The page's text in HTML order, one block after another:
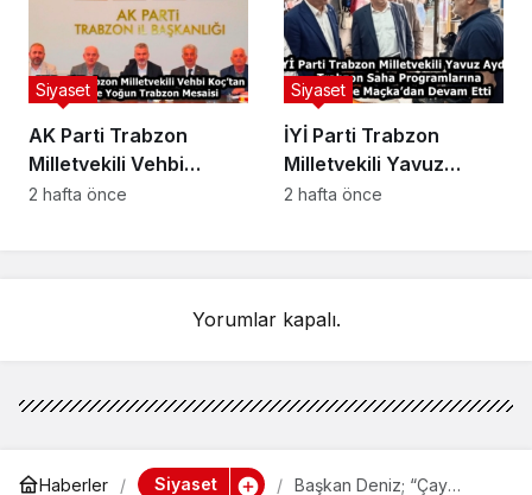
Ortahisar’da Devam
Etti
AK Parti Trabzon
Milletvekili Vehbi
Koç’tan 3 Günde Yoğun
Siyaset
2 hafta önce
İYİ Parti Trabzon
Milletvekili Yavuz
Aydın, Trabzon Saha
Siyaset
2 hafta önce
Yorumlar kapalı.
Haberler Siyaset
Başkan Deniz; “Çay